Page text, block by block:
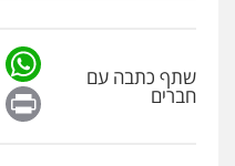
עדי
שתף כתבה עם
חברים